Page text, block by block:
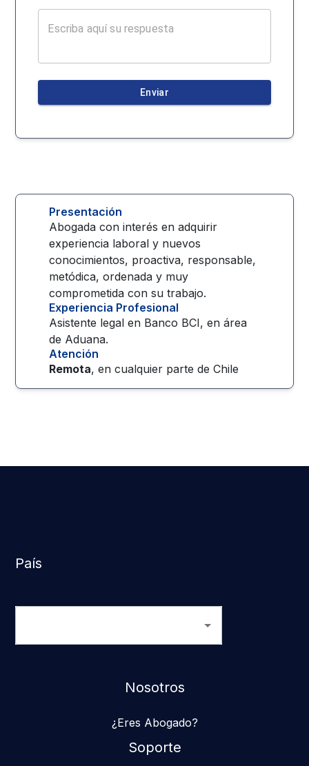
Enviar
Presentación
Abogada con interés en adquirir
experiencia laboral y nuevos
conocimientos, proactiva, responsable,
metódica, ordenada y muy
comprometida con su trabajo.
Experiencia Profesional
Asistente legal en Banco BCI, en área
de Aduana.
Atención
Remota, en cualquier parte deChile
País
Nosotros
¿Eres Abogado?
Soporte